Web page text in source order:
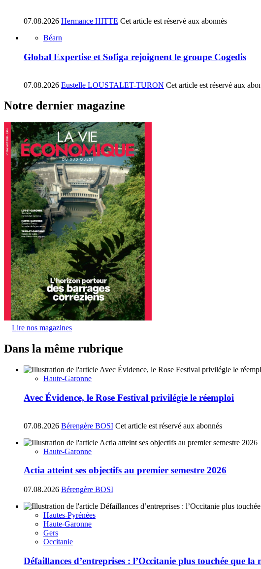
07.08.2026 Hermance HITTE Cet article est réservé aux abonnés
Béarn
Global Expertise et Sofiga rejoignent le groupe Cogedis
07.08.2026 Eustelle LOUSTALET-TURON Cet article est réservé aux
Notre dernier magazine
Lire nos magazines
Dans la même rubrique
Haute-Garonne
Avec Évidence, le Rose Festival privilégie le réemploi
07.08.2026 Bérengère BOSI Cet article est réservé aux abonnés
Haute-Garonne
Actia atteint ses objectifs au premier semestre 2026
07.08.2026 Bérengère BOSI
Hautes-Pyrénées
Haute-Garonne
Gers
Occitanie
Défaillances d’entreprises : l’Occitanie plus touchée que la